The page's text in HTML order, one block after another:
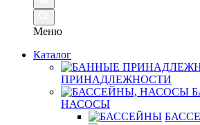
Меню
Каталог
ПРИНАДЛЕЖНОСТИ
НАСОСЫ